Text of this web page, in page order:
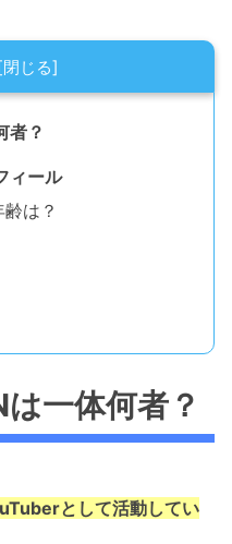
者？
ィール
は？
一体何者？
として活動してい